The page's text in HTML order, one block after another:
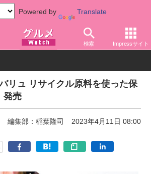
Powered by Translate
検索 Impressサイト
スーパー イオン
リュ リサイクル原料を使った保
発売
編集部：稲葉隆司 2023年4月11日 08:00